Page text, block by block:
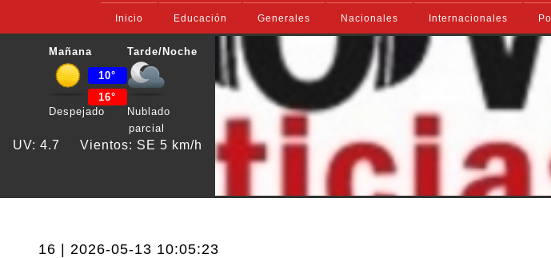
Inicio Educación Generales Nacionales Internacionales
Mañana
Despejado
10°
16°
Tarde/Noche
Nublado
parcial
UV: 4.7 Vientos: SE 5 km/h
16 | 2026-05-13 10:05:23